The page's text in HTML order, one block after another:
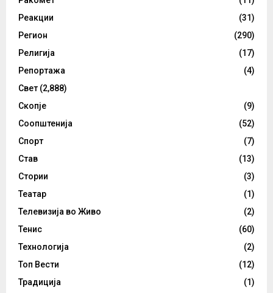
Реакции
(31)
Регион
(290)
Религија
(17)
Репортажа
(4)
Свет (2,888)
Скопје
(9)
Соопштенија
(52)
Спорт
(7)
Став
(13)
Стории
(3)
Театар
(1)
Телевизија во Живо
(2)
Тенис
(60)
Технологија
(2)
Топ Вести
(12)
Традиција
(1)